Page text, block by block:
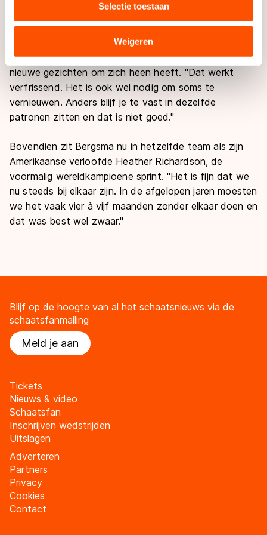
combineren met andere gegevens die u aan hen heeft
verstrekt of die zij hebben verzameld via hun services.
Sommige partners kunnen gegevens doorgeven aan
landen buiten de EU, zoals de VS, waar mogelijk geen
adequaat beschermingsniveau geldt volgens de GDPR.
Door op ‘Toestaan’ te klikken, stemt u in met deze
overdracht. Meer informatie vindt u in ons
cookiebeleid
Selectie toestaan
Weigeren
De gouden medaillewinnaar van Sotsji, die door zijn
nieuwe status een verbeterd contract heeft gekregen,
is blij dat hij in het post-olympisch jaar flink wat
nieuwe gezichten om zich heen heeft. "Dat werkt
verfrissend. Het is ook wel nodig om soms te
vernieuwen. Anders blijf je te vast in dezelfde
patronen zitten en dat is niet goed."
Bovendien zit Bergsma nu in hetzelfde team als zijn
Amerikaanse verloofde Heather Richardson, de
voormalig wereldkampioene sprint. "Het is fijn dat we
nu steeds bij elkaar zijn. In de afgelopen jaren moesten
we het vaak vier à vijf maanden zonder elkaar doen en
dat was best wel zwaar."
Blijf op de hoogte van al het schaatsnieuws via de
schaatsfanmailing
Meld je aan
Tickets
Nieuws & video
Schaatsfan
Inschrijven wedstrijden
Uitslagen
Adverteren
Partners
Privacy
Cookies
Contact